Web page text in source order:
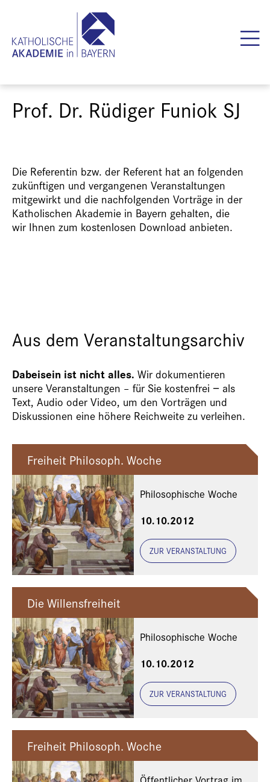
Prof. Dr. Rüdiger Funiok SJ
Die Referentin bzw. der Referent hat an folgenden
zukünftigen und vergangenen Veranstaltungen
mitgewirkt und die nachfolgenden Vorträge in der
Katholischen Akademie in Bayern gehalten, die
wir Ihnen zum kostenlosen Download anbieten.
Aus dem Veranstaltungsarchiv
Dabeisein ist nicht alles. Wir dokumentieren
unsere Veranstaltungen – für Sie kostenfrei − als
Text, Audio oder Video, um den Vorträgen und
Diskussionen eine höhere Reichweite zu verleihen.
Freiheit Philosoph. Woche
Philosophische Woche
10.10.2012
ZUR VERANSTALTUNG
Die Willensfreiheit
Philosophische Woche
10.10.2012
ZUR VERANSTALTUNG
Freiheit Philosoph. Woche